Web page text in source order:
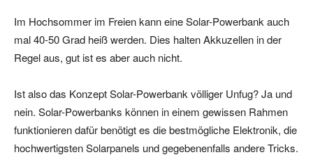
Im Hochsommer im Freien kann eine Solar-Powerbank auch
mal 40-50 Grad heiß werden. Dies halten Akkuzellen in der
Regel aus, gut ist es aber auch nicht.
Ist also das Konzept Solar-Powerbank völliger Unfug? Ja und
nein. Solar-Powerbanks können in einem gewissen Rahmen
funktionieren dafür benötigt es die bestmögliche Elektronik, die
hochwertigsten Solarpanels und gegebenenfalls andere Tricks.